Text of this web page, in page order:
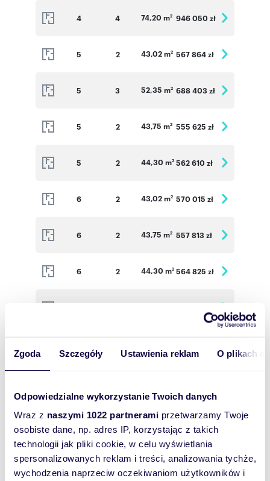
Zgoda Szczegóły Ustawienia reklam O plikach
Odpowiedzialne wykorzystanie Twoich danych
Wraz z naszymi 1022 partnerami przetwarzamy Twoje
osobiste dane, np. adres IP, korzystając z takich
technologii jak pliki cookie, w celu wyświetlania
spersonalizowanych reklam i treści, analizowania tychże,
wychodzenia naprzeciw oczekiwaniom użytkowników i
4 4 74,20 m2 946 050 zł
5 2 43,02 m2 567 864 zł
5 3 52,35 m2 688 403 zł
5 2 43,75 m2 555 625 zł
5 2 44,30 m2 562 610 zł
6 2 43,02 m2 570 015 zł
6 2 43,75 m2 557 813 zł
6 2 44,30 m2 564 825 zł
7 3 78,80 m2 1 016 520 zł
8 43,02 m